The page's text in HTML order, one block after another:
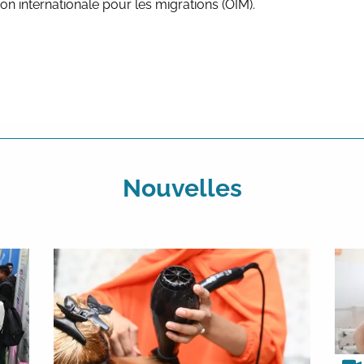
internationale pour les migrations (OIM).
Nouvelles